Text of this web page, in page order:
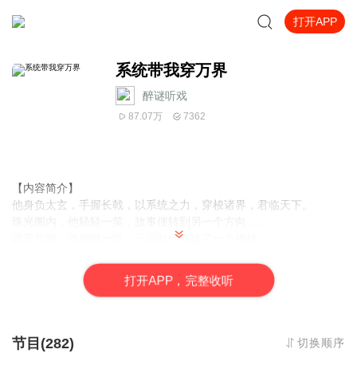
打开APP
系统带我穿万界
醉谜听戏
87.07万 7362
【内容简介】
他身负太玄，手握长戟，以系统之力，穿梭诸界，君临天下。
建安年间，他伸戟一指，三国时代便换了一个模样……
陈塘关外，他把玩着手中的圆圈，道：“好玩”……
主播：醉谜听戏
打开APP，完整收听
节目(282) 切换顺序